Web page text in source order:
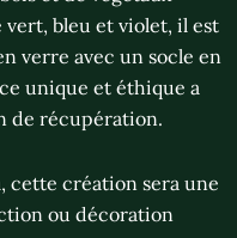
vert, bleu et violet, il est
verre avec un socle en
unique et éthique a
de récupération.
cette création sera une
ou décoration